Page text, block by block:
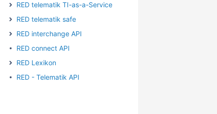
RED telematik TI-as-a-Service
RED telematik safe
RED interchange API
RED connect API
RED Lexikon
RED - Telematik API